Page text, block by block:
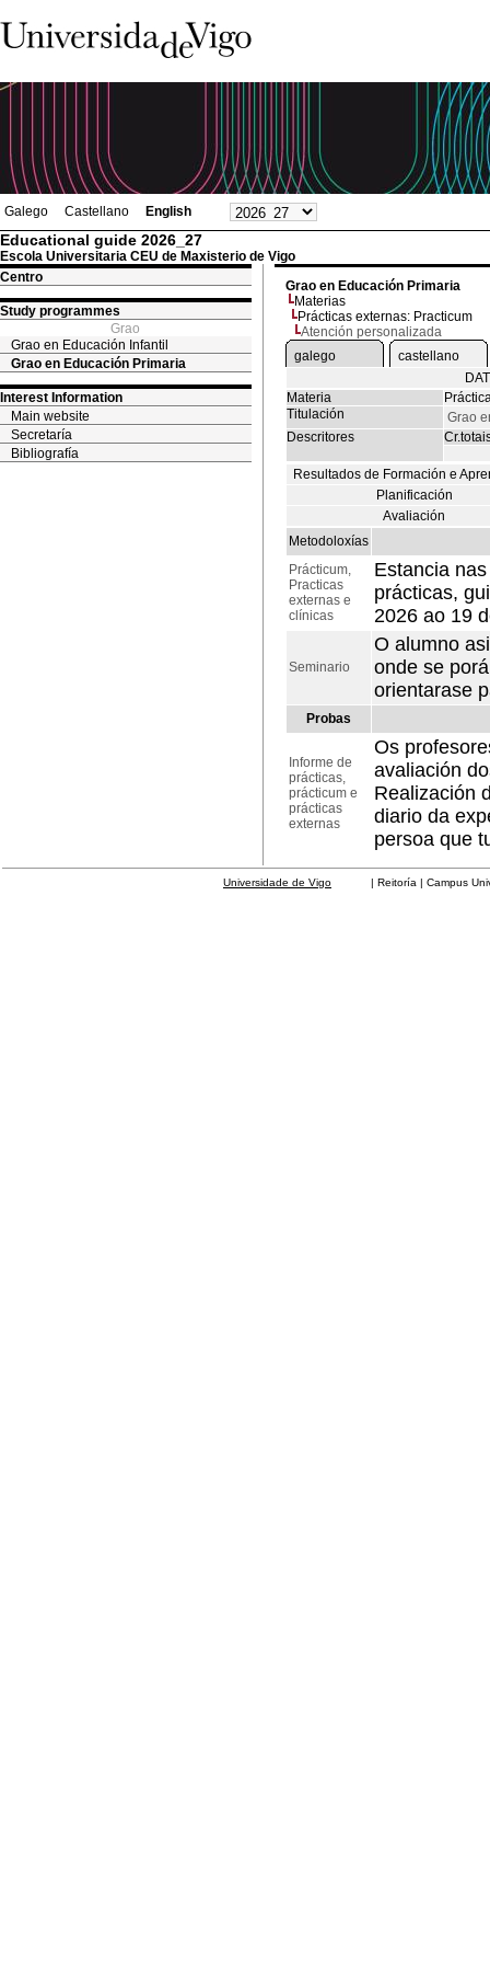
Galego Castellano English
Educational guide 2026_27
Escola Universitaria CEU de Maxisterio de Vigo
Centro
Study programmes
Grao
Grao en Educación Infantil
Grao en Educación Primaria
Interest Information
Main website
Secretaría
Bibliografía
Grao en Educación Primaria
Materias
Prácticas externas: Practicum
Atención personalizada
galego
castellano
Materia
Titulación
Grao
Descritores
Resultados de Formación e
Planificación
Avaliación
Metodoloxías
Prácticum,
Practicas
externas e
clínicas
Estancia
prácticas,
2026 ao 19
Seminario
O alumno
onde se
orientarase
Probas
Informe de
prácticas,
prácticum e
prácticas
externas
Os
avaliación
Realización
diario da
persoa que
Universidade de Vigo | Reitoría | Campus